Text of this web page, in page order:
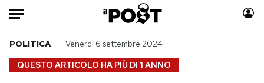
Auto
HOME
QUESTO ARTICOLO HA PIÙ DI 1 ANNO
POLITICA Venerdì 6 settembre 2024